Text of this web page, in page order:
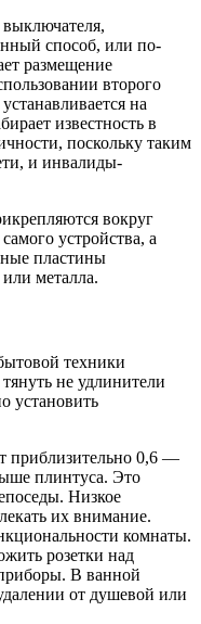
способ, или по-
размещение
второго
на
известность в
поскольку таким
и инвалиды-
вокруг
устройства, а
пластины
металла.
техники
не удлинители
установить
приблизительно 0,6 —
плинтуса. Это
Низкое
их внимание.
комнаты.
розетки над
В ванной
от душевой или